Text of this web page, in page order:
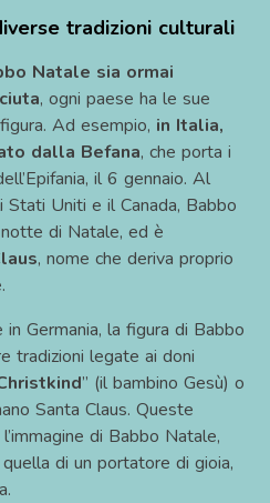
tradizioni culturali
Natale sia ormai
, ogni paese ha le sue
Ad esempio, in Italia,
dalla Befana, che porta i
il 6 gennaio. Al
Stati Uniti e il Canada, Babbo
di Natale, ed è
, nome che deriva proprio
Germania, la figura di Babbo
tradizioni legate ai doni
” (il bambino Gesù) o
Santa Claus. Queste
di Babbo Natale,
di un portatore di gioia,